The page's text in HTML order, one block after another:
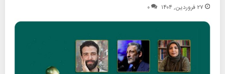
۲۷ فروردین, ۱۴۰۴ ۰